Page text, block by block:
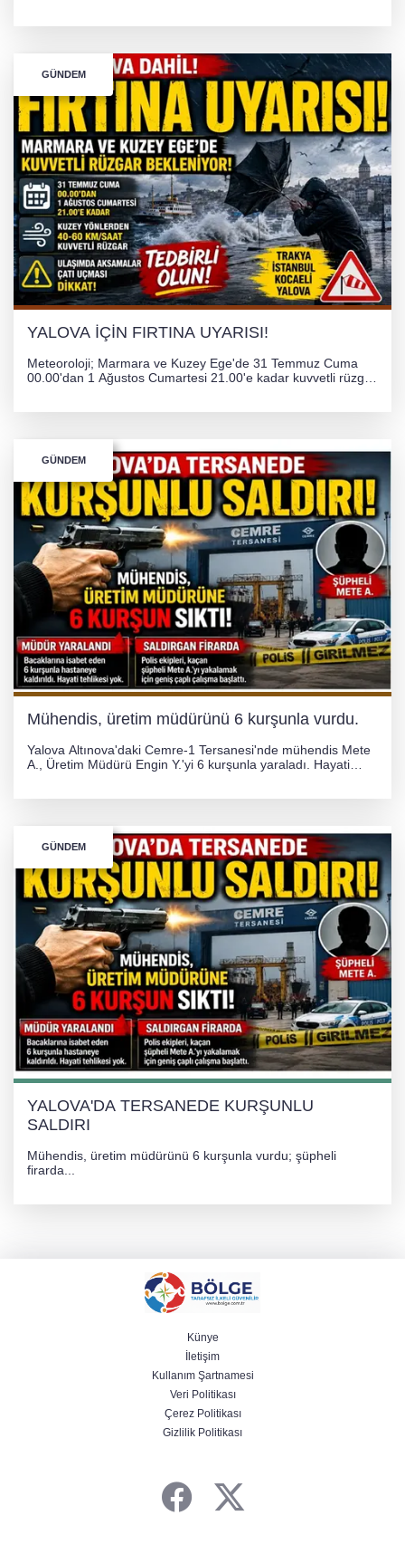
GÜNDEM
YALOVA İÇİN FIRTINA UYARISI!
Meteoroloji; Marmara ve Kuzey Ege'de 31 Temmuz Cuma
00.00'dan 1 Ağustos Cumartesi 21.00'e kadar kuvvetli rüzgar
GÜNDEM
Mühendis, üretim müdürünü 6 kurşunla vurdu.
Yalova Altınova'daki Cemre-1 Tersanesi'nde mühendis Mete
A., Üretim Müdürü Engin Y.'yi 6 kurşunla yaraladı. Hayati
GÜNDEM
YALOVA'DA TERSANEDE KURŞUNLU
SALDIRI
Mühendis, üretim müdürünü 6 kurşunla vurdu; şüpheli
firarda...
Künye
İletişim
Kullanım Şartnamesi
Veri Politikası
Çerez Politikası
Gizlilik Politikası